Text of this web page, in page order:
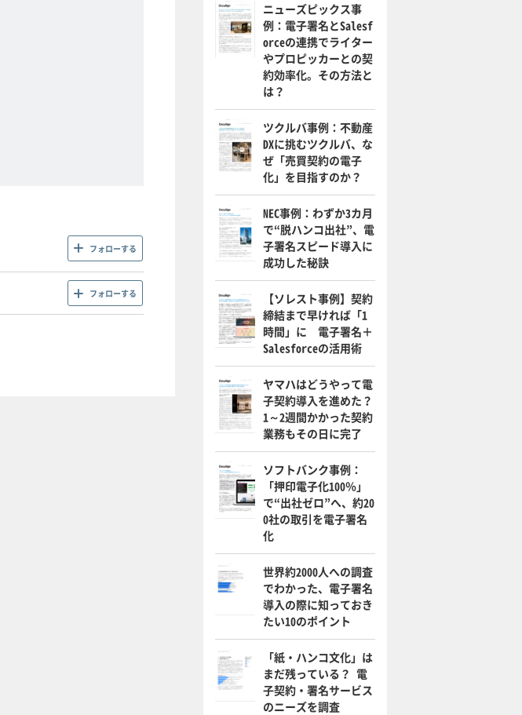
フォローする
フォローする
ニューズピックス事
例：電子署名とSalesf
orceの連携でライター
やプロピッカーとの契
約効率化。その方法と
は？
ツクルバ事例：不動産
DXに挑むツクルバ、な
ぜ「売買契約の電子
化」を目指すのか？
NEC事例：わずか3カ月
で“脱ハンコ出社”、電
子署名スピード導入に
成功した秘訣
【ソレスト事例】契約
締結まで早ければ「1
時間」に 電子署名＋
Salesforceの活用術
ヤマハはどうやって電
子契約導入を進めた？
1～2週間かかった契約
業務もその日に完了
ソフトバンク事例：
「押印電子化100％」
で“出社ゼロ”へ、約20
0社の取引を電子署名
化
世界約2000人への調査
でわかった、電子署名
導入の際に知っておき
たい10のポイント
「紙・ハンコ文化」は
まだ残っている？ 電
子契約・署名サービス
のニーズを調査